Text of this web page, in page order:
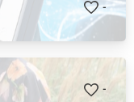
-
-
übertragen